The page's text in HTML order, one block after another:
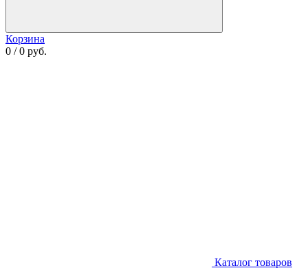
Корзина
0 / 0 руб.
Каталог товаров